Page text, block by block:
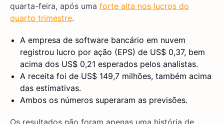
quarta-feira, após uma forte alta nos lucros do
quarto trimestre.
A empresa de software bancário em nuvem
registrou lucro por ação (EPS) de US$ 0,37, bem
acima dos US$ 0,21 esperados pelos analistas.
A receita foi de US$ 149,7 milhões, também acima
das estimativas.
Ambos os números superaram as previsões.